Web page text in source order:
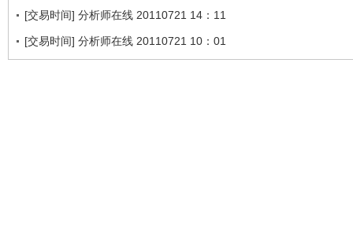
[交易时间] 分析师在线 20110721 14：11
[交易时间] 分析师在线 20110721 10：01